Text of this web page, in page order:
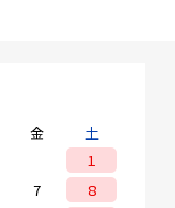
金
土
1
7
8